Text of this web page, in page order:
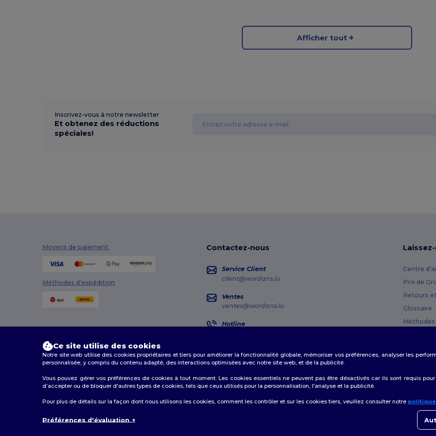
Afficher tout
Inscrivez-vous à notre newsletter
Et obtenez des réductions
spéciales!
Moyens de paiement
Méthodes d'expédition
Contactez-nous
Service Client
client@wordans.lu
Ventes
ventes@wordans.lu
Hotline
Suivi de commande
Centre
Prix de
Retours
Glossaire
2026. Tous droits réservés
Plan du Site
Ce site utilise des cookies
Notre site web utilise des cookies propriétaires et tiers pour améliorer la fonctionnalité globale, mémoriser vos préférences, analyser les
personnalisée, y compris du contenu adapté, des interactions optimisées avec notre site web, et de la publicité.
Vous pouvez gérer vos préférences de cookies à tout moment. Les cookies essentiels ne peuvent pas être désactivés car ils sont requis
d’accepter ou de bloquer d'autres types de cookies, tels que ceux utilisés pour la personnalisation, l'analyse et la publicité.
Pour plus de détails sur la façon dont nous utilisons les cookies, comment les contrôler et sur les cookies tiers, veuillez consulter notre politique
Préférences d'évaluation
👋
Si